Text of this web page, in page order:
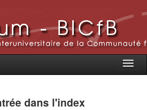
Toggle
dans l'index